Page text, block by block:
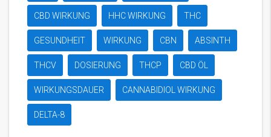
CBD WIRKUNG HHC WIRKUNG THC
GESUNDHEIT WIRKUNG CBN ABSINTH
THCV DOSIERUNG THCP CBD ÖL
WIRKUNGSDAUER CANNABIDIOL WIRKUNG
DELTA-8